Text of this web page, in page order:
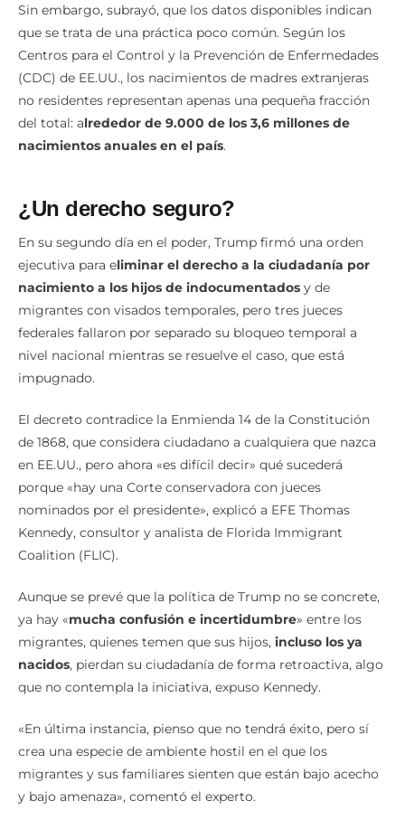
Sin embargo, subrayó, que los datos disponibles indican
que se trata de una práctica poco común. Según los
Centros para el Control y la Prevención de Enfermedades
(CDC) de EE.UU., los nacimientos de madres extranjeras
no residentes representan apenas una pequeña fracción
del total: alrededor de 9.000 de los 3,6 millones de
¿Un derecho seguro?
En su segundo día en el poder, Trump firmó una orden
ejecutiva para eliminar el derecho a la ciudadanía por
nacimiento a los hijos de indocumentados y de
migrantes con visados temporales, pero tres jueces
federales fallaron por separado su bloqueo temporal a
nivel nacional mientras se resuelve el caso, que está
El decreto contradice la Enmienda 14 de la Constitución
de 1868, que considera ciudadano a cualquiera que nazca
en EE.UU., pero ahora «es difícil decir» qué sucederá
porque «hay una Corte conservadora con jueces
nominados por el presidente», explicó a EFE Thomas
Kennedy, consultor y analista de Florida Immigrant
Aunque se prevé que la política de Trump no se concrete,
ya hay «mucha confusión e incertidumbre» entre los
migrantes, quienes temen que sus hijos,incluso los ya
nacidos, pierdan su ciudadanía de forma retroactiva, algo
«En última instancia, pienso que no tendrá éxito, pero sí
crea una especie de ambiente hostil en el que los
migrantes y sus familiares sienten que están bajo acecho